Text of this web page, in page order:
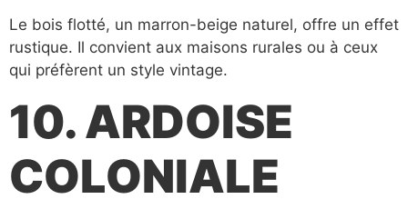
Le bois flotté, un marron-beige naturel, offre un effet
rustique. Il convient aux maisons rurales ou à ceux
qui préfèrent un style vintage.
10. ARDOISE
COLONIALE